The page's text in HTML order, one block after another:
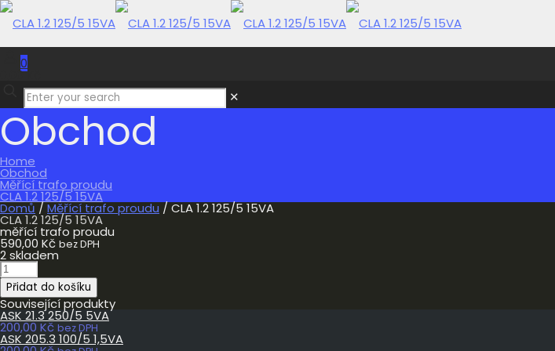
0
0,00 Kč
✕
Obchod
Home
Obchod
Měřící trafo proudu
CLA 1.2 125/5 15VA
Domů / Měřící trafo proudu / CLA 1.2 125/5 15VA
CLA 1.2 125/5 15VA
měřící trafo proudu
590,00 Kč bez DPH
2 skladem
CLA
1.2
125/5
15VA
množství
Přidat do košíku
Související produkty
ASK 21.3 250/5 5VA
200,00 Kč bez DPH
ASK 205.3 100/5 1,5VA